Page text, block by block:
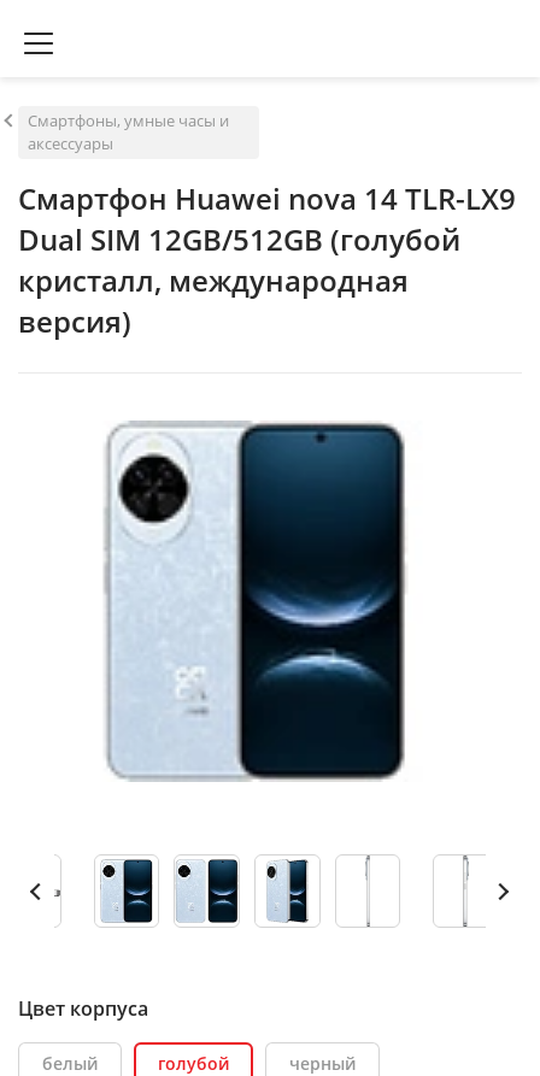
Смартфоны, умные часы и
аксессуары
Смартфон Huawei nova 14 TLR-LX9
Dual SIM 12GB/512GB (голубой
кристалл, международная
версия)
Цвет корпуса
белый голубой черный